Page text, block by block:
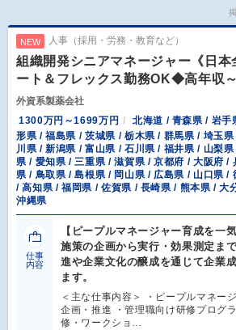
NEW 人事（採用・労務・教育など）
組織開発シニアマネージャー《日本
ート＆フレックス勤務OK◆高年収
外資系製薬会社
1300万円～1699万円
北海道 / 青森県 / 岩手
形県 / 福島県 / 茨城県 / 栃木県 / 群馬県 / 埼玉
川県 / 新潟県 / 富山県 / 石川県 / 福井県 / 山梨
県 / 愛知県 / 三重県 / 滋賀県 / 京都府 / 大阪府 /
県 / 鳥取県 / 島根県 / 岡山県 / 広島県 / 山口県 /
/ 高知県 / 福岡県 / 佐賀県 / 長崎県 / 熊本県 / 大
沖縄県
仕事
内容
【ピープルマネージャー育成を一
施策の企画から実行・効果測定ま
進や企業文化の醸成を通じて企業
ます。
＜主な仕事内容＞ ・ピープルマネー
企画・推進 ・管理職向け研修プログ
修・ワークショ…